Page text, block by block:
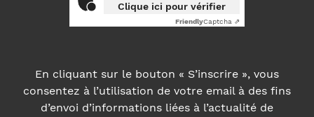
Clique ici pour vérifier
FriendlyCaptcha ⇗
En cliquant sur le bouton « S’inscrire », vous
consentez à l’utilisation de votre email à des fins
d’envoi d’informations liées à l’actualité de